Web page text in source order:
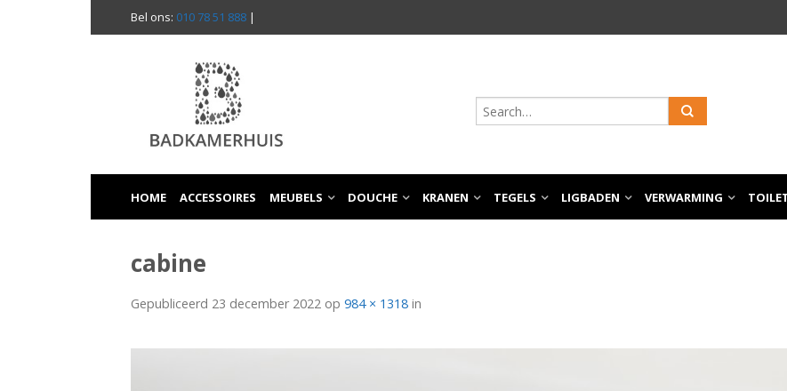
Bel ons: 010 78 51 888 |
HOME ACCESSOIRES MEUBELS DOUCHE KRANEN TEGELS LIGBADEN VERWARMING
cabine
Gepubliceerd 23 december 2022 op 984 × 1318 in